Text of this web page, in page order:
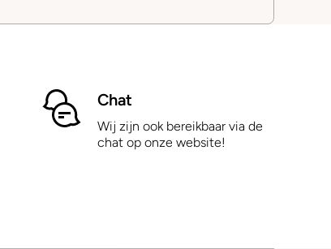
Chat
Wij zijn ook bereikbaar via de
chat op onze website!